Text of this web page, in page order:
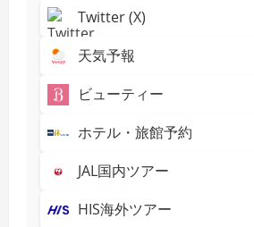
Twitter (X)
天気予報
ビューティー
ホテル・旅館予約
JAL国内ツアー
HIS海外ツアー